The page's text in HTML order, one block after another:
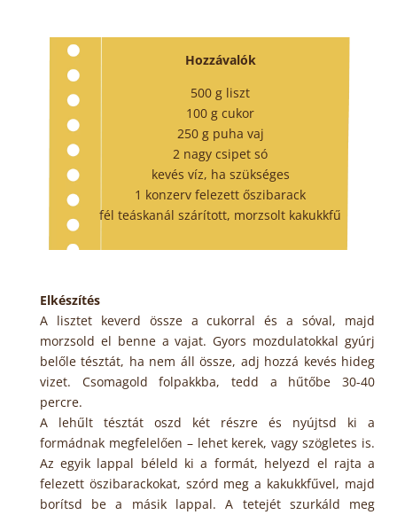
Hozzávalók
500 g liszt
100 g cukor
250 g puha vaj
2 nagy csipet só
kevés víz, ha szükséges
1 konzerv felezett őszibarack
fél teáskanál szárított, morzsolt kakukkfű
Elkészítés
A lisztet keverd össze a cukorral és a sóval, majd
morzsold el benne a vajat. Gyors mozdulatokkal gyúrj
belőle tésztát, ha nem áll össze, adj hozzá kevés hideg
vizet. Csomagold folpakkba, tedd a hűtőbe 30-40
percre.
A lehűlt tésztát oszd két részre és nyújtsd ki a
formádnak megfelelően – lehet kerek, vagy szögletes is.
Az egyik lappal béleld ki a formát, helyezd el rajta a
felezett öszibarackokat, szórd meg a kakukkfűvel, majd
borítsd be a másik lappal. A tetejét szurkáld meg